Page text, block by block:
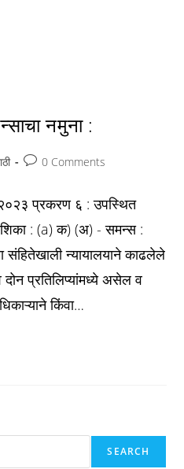
नमुना :
Post0 Comments
२०२३ प्रकरण ६ : उपस्थित
: (a) क) (अ) - समन्स :
न्यायालयाने काढलेले
प्रतिलिप्यांमध्ये असेल व
किंवा…
SEARCH